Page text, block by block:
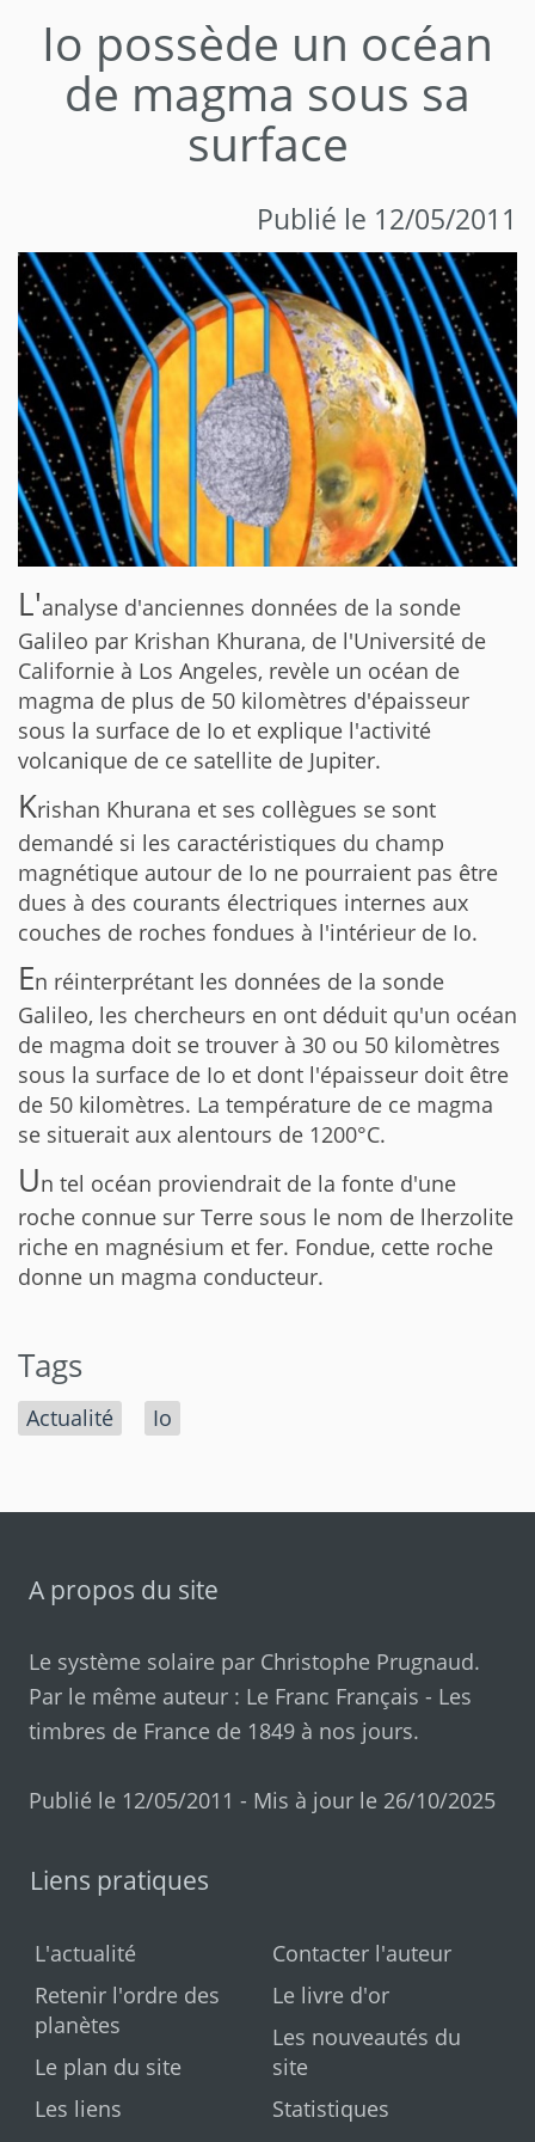
Io possède un océan
de magma sous sa
surface
Publié le 12/05/2011
L'analyse d'anciennes données de la sonde
Galileo par Krishan Khurana, de l'Université de
Californie à Los Angeles, revèle un océan de
magma de plus de 50 kilomètres d'épaisseur
sous la surface de Io et explique l'activité
volcanique de ce satellite de Jupiter.
Krishan Khurana et ses collègues se sont
demandé si les caractéristiques du champ
magnétique autour de Io ne pourraient pas être
dues à des courants électriques internes aux
couches de roches fondues à l'intérieur de Io.
En réinterprétant les données de la sonde
Galileo, les chercheurs en ont déduit qu'un océan
de magma doit se trouver à 30 ou 50 kilomètres
sous la surface de Io et dont l'épaisseur doit être
de 50 kilomètres. La température de ce magma
se situerait aux alentours de 1200°C.
Un tel océan proviendrait de la fonte d'une
roche connue sur Terre sous le nom de lherzolite
riche en magnésium et fer. Fondue, cette roche
donne un magma conducteur.
Tags
Actualité Io
A propos du site
Le système solaire par Christophe Prugnaud.
Par le même auteur : Le Franc Français - Les
timbres de France de 1849 à nos jours.
Publié le 12/05/2011 - Mis à jour le 26/10/2025
Liens pratiques
L'actualité
Retenir l'ordre des
planètes
Le plan du site
Les liens
Contacter l'auteur
Le livre d'or
Les nouveautés du
site
Statistiques